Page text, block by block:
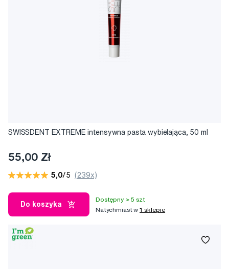
SWISSDENT EXTREME intensywna pasta wybielająca, 50 ml
55,00 Zł
5,0/5 (239x)
Do koszyka
Dostępny > 5 szt
Natychmiast w1 sklepie